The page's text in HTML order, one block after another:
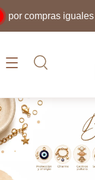
por compras iguales